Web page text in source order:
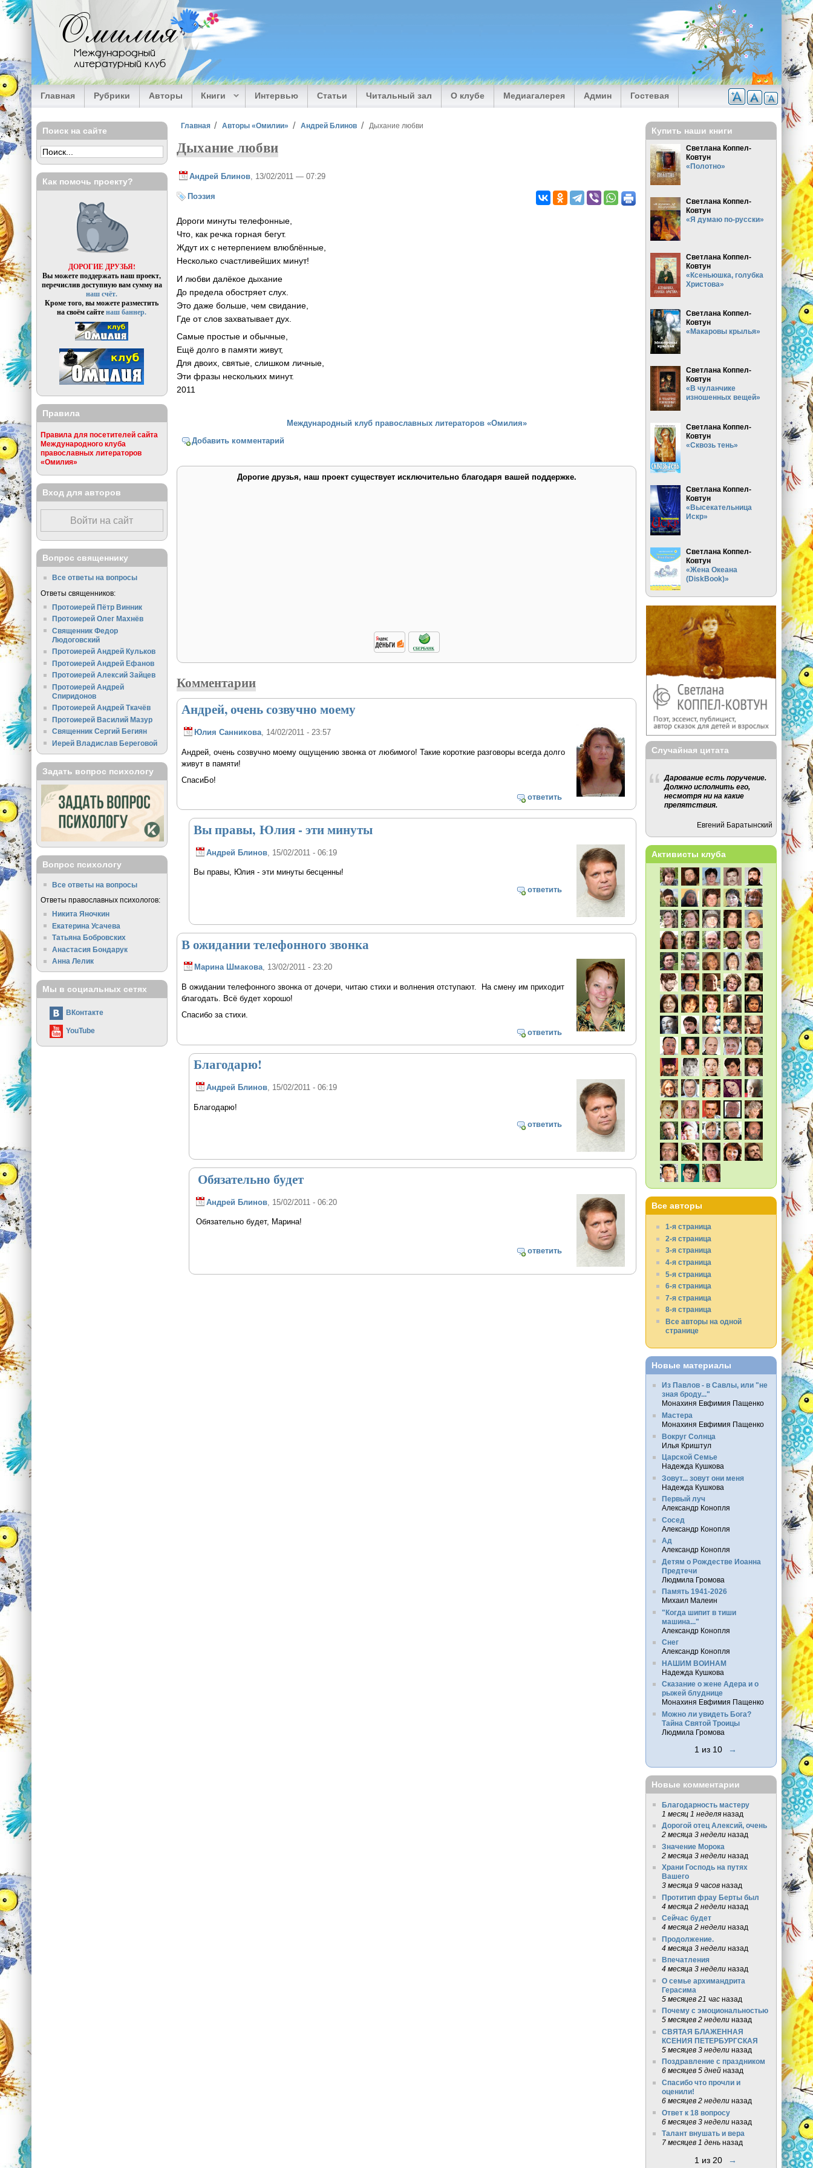
Перейти к основному содержанию
Омилия
Международный
литературный клуб
Главная Рубрики Авторы Книги Интервью Статьи Читальный зал О клубе Медиагалерея Админ Гостевая
Вы здесь
Главная Авторы «Омилии» Андрей Блинов Дыхание любви
Дыхание любви
Андрей Блинов , 13/02/2011 — 07:29
Поэзия
Дороги минуты телефонные,
Что, как речка горная бегут.
Ждут их с нетерпением влюблённые,
Несколько счастливейших минут!
И любви далёкое дыхание
До предела обостряет слух.
Это даже больше, чем свидание,
Где от слов захватывает дух.
Самые простые и обычные,
Ещё долго в памяти живут,
Для двоих, святые, слишком личные,
Эти фразы нескольких минут.
2011
Международный клуб православных литераторов «Омилия»
Добавить комментарий
Дорогие друзья, наш проект существует исключительно благодаря вашей поддержке.
Комментарии
Андрей, очень созвучно моему
Юлия Санникова, 14/02/2011 - 23:57
Андрей, очень созвучно моему ощущению звонка от любимого! Такие короткие разговоры всегда долго
живут в памяти!
СпасиБо!
ответить
Вы правы, Юлия - эти минуты
Андрей Блинов, 15/02/2011 - 06:19
Вы правы, Юлия - эти минуты бесценны!
ответить
В ожидании телефонного звонка
Марина Шмакова, 13/02/2011 - 23:20
В ожидании телефонного звонка от дочери, читаю стихи и волнения отступают. На смену им приходит
благодать. Всё будет хорошо!
Спасибо за стихи.
ответить
Благодарю!
Андрей Блинов, 15/02/2011 - 06:19
Благодарю!
ответить
Обязательно будет
Андрей Блинов, 15/02/2011 - 06:20
Обязательно будет, Марина!
ответить
Поиск на сайте
Как помочь проекту?
ДОРОГИЕ ДРУЗЬЯ!
Вы можете поддержать наш проект,
перечислив доступную вам сумму на
наш счёт.
Кроме того, вы можете разместить
на своём сайтенаш баннер.
Правила
Правила для посетителей сайта
Международного клуба
православных литераторов
«Омилия»
Вход для авторов
Войти на сайт
Вопрос священнику
Все ответы на вопросы
Ответы священников:
Протоиерей Пётр Винник
Протоиерей Олег Махнёв
Священник Федор
Людоговский
Протоиерей Андрей Кульков
Протоиерей Андрей Ефанов
Протоиерей Алексий Зайцев
Протоиерей Андрей
Спиридонов
Протоиерей Андрей Ткачёв
Протоиерей Василий Мазур
Священник Сергий Бегиян
Иерей Владислав Береговой
Задать вопрос психологу
Вопрос психологу
Все ответы на вопросы
Ответы православных психологов:
Никита Яночкин
Екатерина Усачева
Татьяна Бобровских
Анастасия Бондарук
Анна Лелик
Мы в социальных сетях
ВКонтакте
YouTube
Купить наши книги
Светлана Коппел-
Ковтун
«Полотно»
Светлана Коппел-
Ковтун
«Я думаю по-русски»
Светлана Коппел-
Ковтун
«Ксеньюшка, голубка
Христова»
Светлана Коппел-
Ковтун
«Макаровы крылья»
Светлана Коппел-
Ковтун
«В чуланчике
изношенных вещей»
Светлана Коппел-
Ковтун
«Сквозь тень»
Светлана Коппел-
Ковтун
«Высекательница
Искр»
Светлана Коппел-
Ковтун
«Жена Океана
(DiskBook)»
Случайная цитата
Дарование есть поручение.
Должно исполнить его,
несмотря ни на какие
препятствия.
Евгений Баратынский
Активисты клуба
Все авторы
1-я страница
2-я страница
3-я страница
4-я страница
5-я страница
6-я страница
7-я страница
8-я страница
Все авторы на одной
странице
Новые материалы
Из Павлов - в Савлы, или "не
зная броду..."
Монахиня Евфимия Пащенко
Мастера
Монахиня Евфимия Пащенко
Вокруг Солнца
Илья Криштул
Царской Семье
Надежда Кушкова
Зовут... зовут они меня
Надежда Кушкова
Первый луч
Александр Конопля
Сосед
Александр Конопля
Ад
Александр Конопля
Детям о Рождестве Иоанна
Предтечи
Людмила Громова
Память 1941-2026
Михаил Малеин
"Когда шипит в тиши
машина..."
Александр Конопля
Снег
Александр Конопля
НАШИМ ВОИНАМ
Надежда Кушкова
Сказание о жене Адера и о
рыжей блуднице
Монахиня Евфимия Пащенко
Можно ли увидеть Бога?
Тайна Святой Троицы
Людмила Громова
1 из 10 →
Новые комментарии
Благодарность мастеру
1 месяц 1 неделяназад
Дорогой отец Алексий, очень
2 месяца 3 неделиназад
Значение Морока
2 месяца 3 неделиназад
Храни Господь на путях
Вашего
3 месяца 9 часовназад
Протитип фрау Берты был
4 месяца 2 неделиназад
Сейчас будет
4 месяца 2 неделиназад
Продолжение.
4 месяца 3 неделиназад
Впечатления
4 месяца 3 неделиназад
О семье архимандрита
Герасима
5 месяцев 21 часназад
Почему с эмоциональностью
5 месяцев 2 неделиназад
СВЯТАЯ БЛАЖЕННАЯ
КСЕНИЯ ПЕТЕРБУРГСКАЯ
5 месяцев 3 неделиназад
Поздравление с праздником
6 месяцев 5 днейназад
Спасибо что прочли и
оценили!
6 месяцев 2 неделиназад
Ответ к 18 вопросу
6 месяцев 3 неделиназад
Талант внушать и вера
7 месяцев 1 деньназад
1 из 20 →